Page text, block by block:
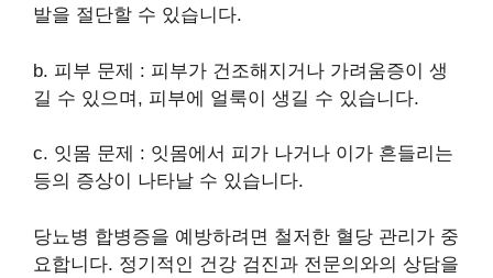
발을 절단할 수 있습니다.
b. 피부 문제 : 피부가 건조해지거나 가려움증이 생
길 수 있으며, 피부에 얼룩이 생길 수 있습니다.
c. 잇몸 문제 : 잇몸에서 피가 나거나 이가 흔들리는
등의 증상이 나타날 수 있습니다.
당뇨병 합병증을 예방하려면 철저한 혈당 관리가 중
요합니다. 정기적인 건강 검진과 전문의와의 상담을